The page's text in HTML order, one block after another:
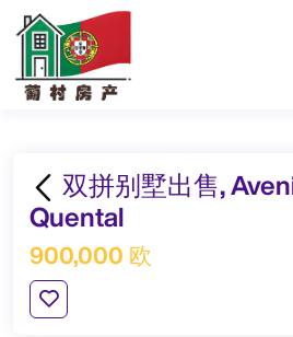
双拼别墅出售,
Quental
900,000 欧